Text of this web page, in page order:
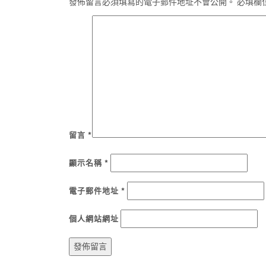
留言 *
顯示名稱 *
電子郵件地址 *
個人網站網址